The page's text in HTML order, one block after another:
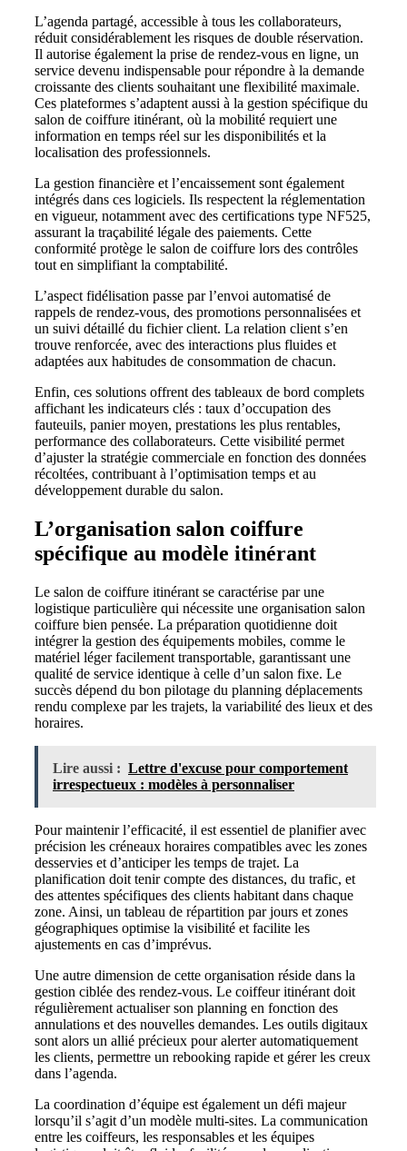
L’agenda partagé, accessible à tous les collaborateurs,
réduit considérablement les risques de double réservation.
Il autorise également la prise de rendez-vous en ligne, un
service devenu indispensable pour répondre à la demande
croissante des clients souhaitant une flexibilité maximale.
Ces plateformes s’adaptent aussi à la gestion spécifique du
salon de coiffure itinérant, où la mobilité requiert une
information en temps réel sur les disponibilités et la
localisation des professionnels.
La gestion financière et l’encaissement sont également
intégrés dans ces logiciels. Ils respectent la réglementation
en vigueur, notamment avec des certifications type NF525,
assurant la traçabilité légale des paiements. Cette
conformité protège le salon de coiffure lors des contrôles
tout en simplifiant la comptabilité.
L’aspect fidélisation passe par l’envoi automatisé de
rappels de rendez-vous, des promotions personnalisées et
un suivi détaillé du fichier client. La relation client s’en
trouve renforcée, avec des interactions plus fluides et
adaptées aux habitudes de consommation de chacun.
Enfin, ces solutions offrent des tableaux de bord complets
affichant les indicateurs clés : taux d’occupation des
fauteuils, panier moyen, prestations les plus rentables,
performance des collaborateurs. Cette visibilité permet
d’ajuster la stratégie commerciale en fonction des données
récoltées, contribuant à l’optimisation temps et au
développement durable du salon.
L’organisation salon coiffure
spécifique au modèle itinérant
Le salon de coiffure itinérant se caractérise par une
logistique particulière qui nécessite une organisation salon
coiffure bien pensée. La préparation quotidienne doit
intégrer la gestion des équipements mobiles, comme le
matériel léger facilement transportable, garantissant une
qualité de service identique à celle d’un salon fixe. Le
succès dépend du bon pilotage du planning déplacements
rendu complexe par les trajets, la variabilité des lieux et des
horaires.
Lire aussi : Lettre d'excuse pour comportement
irrespectueux : modèles à personnaliser
Pour maintenir l’efficacité, il est essentiel de planifier avec
précision les créneaux horaires compatibles avec les zones
desservies et d’anticiper les temps de trajet. La
planification doit tenir compte des distances, du trafic, et
des attentes spécifiques des clients habitant dans chaque
zone. Ainsi, un tableau de répartition par jours et zones
géographiques optimise la visibilité et facilite les
ajustements en cas d’imprévus.
Une autre dimension de cette organisation réside dans la
gestion ciblée des rendez-vous. Le coiffeur itinérant doit
régulièrement actualiser son planning en fonction des
annulations et des nouvelles demandes. Les outils digitaux
sont alors un allié précieux pour alerter automatiquement
les clients, permettre un rebooking rapide et gérer les creux
dans l’agenda.
La coordination d’équipe est également un défi majeur
lorsqu’il s’agit d’un modèle multi-sites. La communication
entre les coiffeurs, les responsables et les équipes